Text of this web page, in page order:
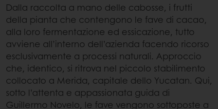
Dalla raccolta a mano delle cabosse, i frutti
della pianta che contengono le fave di cacao,
alla loro fermentazione ed essicazione, tutto
avviene all’interno dell’azienda facendo ricorso
esclusivamente a processi naturali. Approccio
che, identico, si ritrova nel piccolo stabilimento
collocato a Merida, capitale dello Yucatan. Qui,
sotto l’attenta e appassionata guida di
Guillermo Novelo, le fave vengono sottoposte a